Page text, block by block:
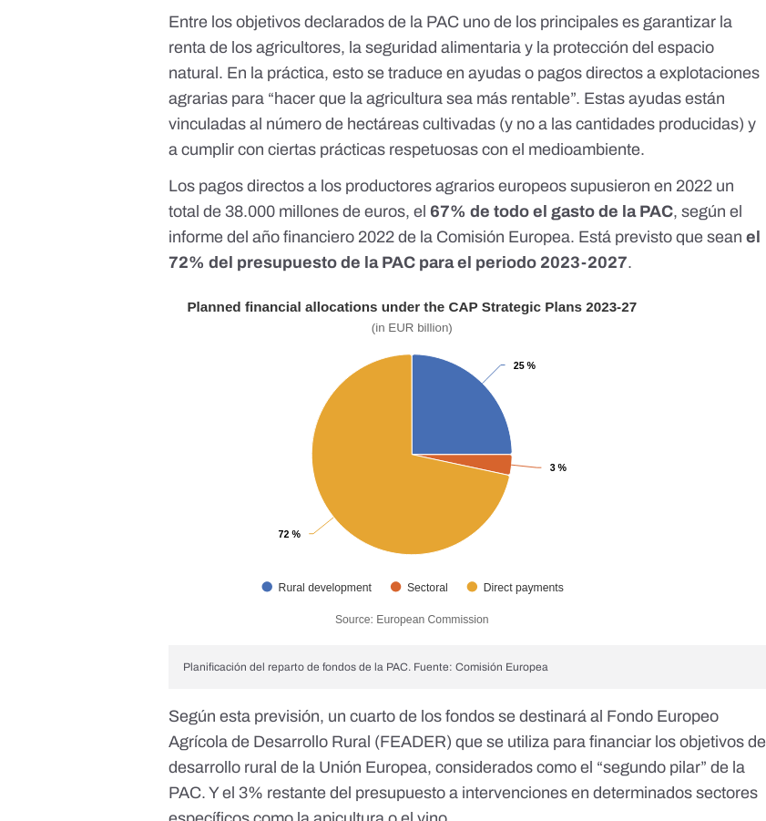
Entre losobjetivos declarados de la PAC uno de los principales es garantizar la
renta de los agricultores, la seguridad alimentaria y la protección del espacio
natural. En la práctica, esto se traduce enayudas o pagos directos a explotaciones
agrarias para “hacer que la agricultura sea más rentable”. Estas ayudas están
vinculadas al número de hectáreas cultivadas (y no a las cantidades producidas) y
a cumplir con ciertas prácticas respetuosas con el medioambiente.
Los pagos directos a los productores agrarios europeos supusieron en 2022 un
total de 38.000 millones de euros, el 67% de todo el gasto de la PAC, según el
informe del año financiero 2022 de la Comisión Europea. Está previsto que seanel
72% del presupuesto de la PAC para el periodo 2023-2027.
Planificación del reparto de fondos de la PAC. Fuente:Comisión Europea
Según esta previsión, un cuarto de los fondos se destinará al Fondo Europeo
Agrícola de Desarrollo Rural (FEADER) que se utiliza para financiar los objetivos de
desarrollo rural de la Unión Europea, considerados como el “segundo pilar” de la
PAC. Y el 3% restante del presupuesto a intervenciones en determinados sectores